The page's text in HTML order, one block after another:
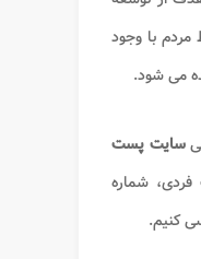
با وجود
می شود.
سایت پست
شماره
کنیم.